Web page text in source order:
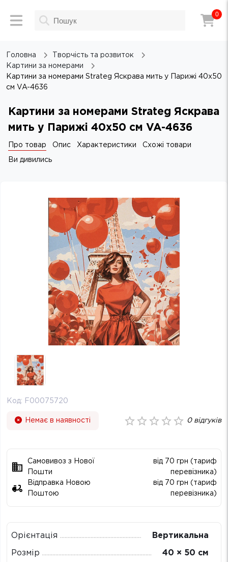
0
Головна
Творчість та розвиток
Картини за номерами
Картини за номерами Strateg Яскрава мить у Парижі 40х50
см VA-4636
Картини за номерами Strateg Яскрава
мить у Парижі 40х50 см VA-4636
Про товар Опис Характеристики Схожі товари
Ви дивились
Код: F00075720
Немає в наявності 0відгуків
Самовивоз з Нової
Пошти
від 70 грн (тариф
перевізника)
Відправка Новою
Поштою
від 70 грн (тариф
перевізника)
Орієнтація Вертикальна
Розмір 40 × 50 см